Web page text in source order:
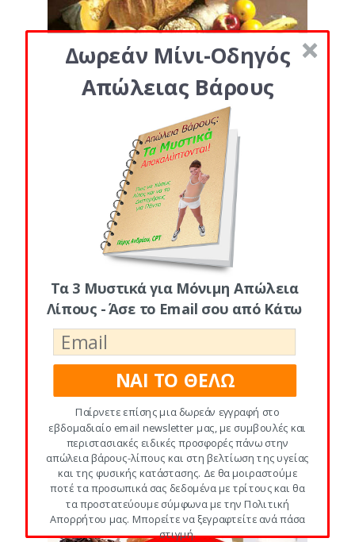
Posted By
Ξέρουμε ότι δεν υπάρχει μαγικό κόλπο για
να χάσεις βάρος’ ο μόνος τρόπος να
αποβάλλεις τα κιλά είναι να
Διάβασε Περισσότερα
#1: ΤΑ ΠΑΝΤΑ ΓΙΑ ΘΕΡΜΙΔΕΣ ΚΙ
ΥΔΑΤΑΝΘΡΑΚΕΣ,ΕΠΙΛΕΓΜΕΝΑ
Απόφυγε τους κακούς
υδατάνθρακες για να
χάσεις βάρος
Δωρεάν Μίνι-Οδηγός
Απώλειας Βάρους
Τα 3 Μυστικά για Μόνιμη Απώλεια
Λίπους - Άσε το Email σου από Κάτω
ΝΑΙ ΤΟ ΘΕΛΩ
Παίρνετε επίσης μια δωρεάν εγγραφή στο
εβδομαδιαίο email newsletter μας, με συμβουλές και
περιστασιακές ειδικές προσφορές πάνω στην
απώλεια βάρους-λίπους και στη βελτίωση της υγείας
και της φυσικής κατάστασης. Δε θα μοιραστούμε
ποτέ τα προσωπικά σας δεδομένα με τρίτους και θα
τα προστατεύουμε σύμφωνα με την Πολιτική
Απορρήτου μας. Μπορείτε να ξεγραφτείτε ανά πάσα
στιγμή.